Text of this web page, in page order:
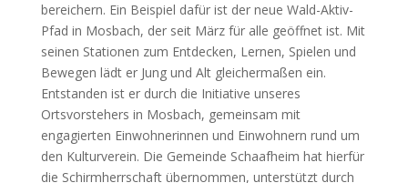
bereichern. Ein Beispiel dafür ist der neue Wald-Aktiv-
Pfad in Mosbach, der seit März für alle geöffnet ist. Mit
seinen Stationen zum Entdecken, Lernen, Spielen und
Bewegen lädt er Jung und Alt gleichermaßen ein.
Entstanden ist er durch die Initiative unseres
Ortsvorstehers in Mosbach, gemeinsam mit
engagierten Einwohnerinnen und Einwohnern rund um
den Kulturverein. Die Gemeinde Schaafheim hat hierfür
die Schirmherrschaft übernommen, unterstützt durch